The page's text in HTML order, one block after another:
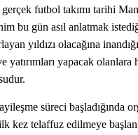
gerçek futbol takımı tarihi
bu gün asıl anlatmak
yıldızı olacağına
yatırımları yapacak olanlara
süreci başladığında
kez telaffuz edilmeye